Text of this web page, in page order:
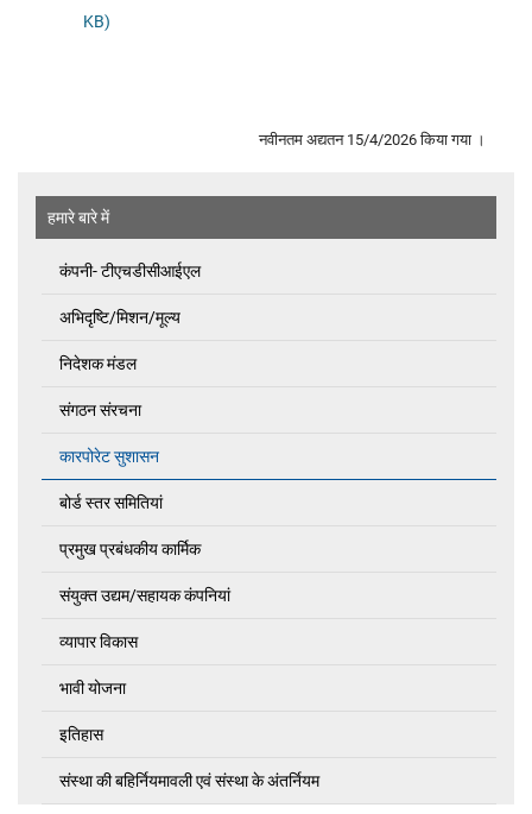
KB)
नवीनतम अद्यतन 15/4/2026 किया गया ।
हमारे बारे में
कंपनी- टीएचडीसीआईएल
अभिदृष्‍टि/मिशन/मूल्य
निदेशक मंडल
संगठन संरचना
कारपोरेट सुशासन
बोर्ड स्तर समितियां
प्रमुख प्रबंधकीय कार्मिक
संयुक्त उद्यम/सहायक कंपनियां
व्यापार विकास
भावी योजना
इतिहास
संस्था की बहिर्नियमावली एवं संस्था के अंतर्नियम